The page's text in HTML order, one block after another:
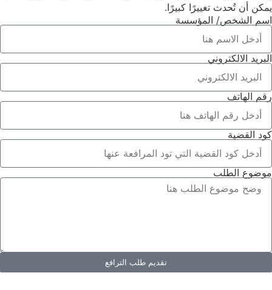
يمكن أن تُحدث تغييرًا كبيرًا.
اسم الشخص/ المؤسسة
البريد الالكتروني
رقم الهاتف
كود القضية
موضوع الطلب
تقديم طلب الترافع